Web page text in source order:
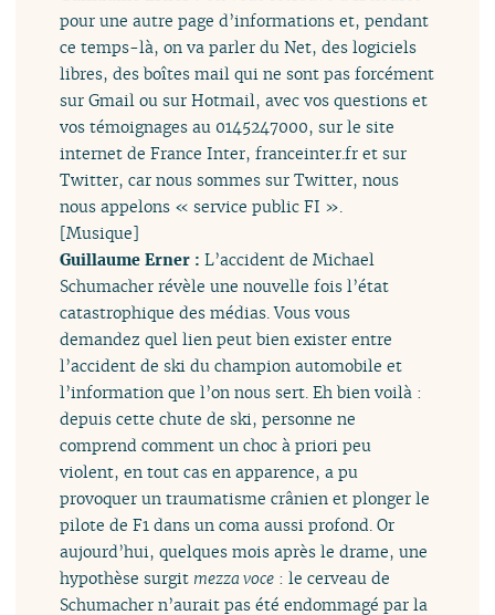
pour une autre page d’informations et, pendant
ce temps-là, on va parler du Net, des logiciels
libres, des boîtes mail qui ne sont pas forcément
sur Gmail ou sur Hotmail, avec vos questions et
vos témoignages au 0145247000, sur le site
internet de France Inter, franceinter.fr et sur
Twitter, car nous sommes sur Twitter, nous
nous appelons « service public FI ».
[Musique]
Guillaume Erner :L’accident de Michael
Schumacher révèle une nouvelle fois l’état
catastrophique des médias. Vous vous
demandez quel lien peut bien exister entre
l’accident de ski du champion automobile et
l’information que l’on nous sert. Eh bien voilà :
depuis cette chute de ski, personne ne
comprend comment un choc à priori peu
violent, en tout cas en apparence, a pu
provoquer un traumatisme crânien et plonger le
pilote de F1 dans un coma aussi profond. Or
aujourd’hui, quelques mois après le drame, une
hypothèse surgit mezza voce : le cerveau de
Schumacher n’aurait pas été endommagé par la